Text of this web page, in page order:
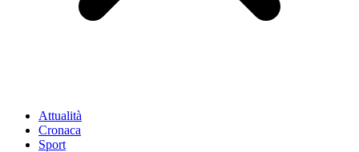
Attualità
Cronaca
Sport